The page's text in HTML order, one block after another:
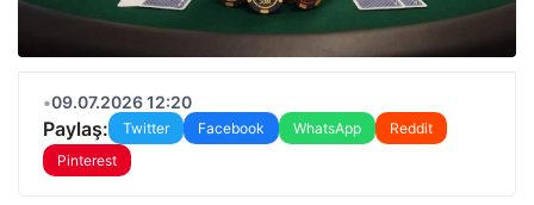
•09.07.2026 12:20
Paylaş: Twitter Facebook WhatsApp
Reddit
Pinterest